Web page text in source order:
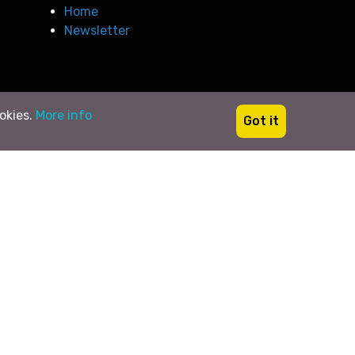
Home
Newsletter
More info Got it